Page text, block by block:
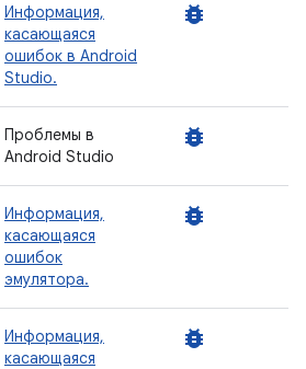
Информация,
касающаяся
ошибок в Android
Studio.
bug_report
Проблемы в
Android Studio
bug_report
Информация,
касающаяся
ошибок
эмулятора.
bug_report
Информация,
касающаяся
bug_report